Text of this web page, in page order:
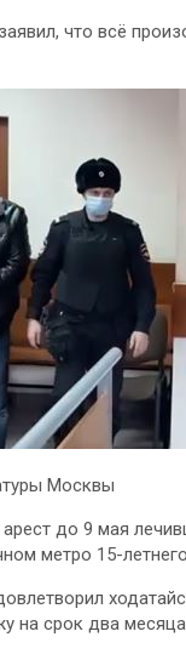
что всё
Москвы
до 9 мая
метро 15-
на срок два